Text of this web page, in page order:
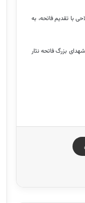
با تقدیم فاتحه، به
بزرگ فاتحه نثار